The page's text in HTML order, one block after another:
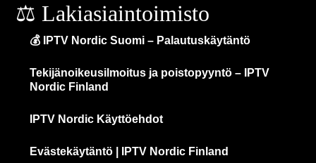
⚖️ Lakiasiaintoimisto
💰 IPTV Nordic Suomi – Palautuskäytäntö
Tekijänoikeusilmoitus ja poistopyyntö – IPTV
Nordic Finland
IPTV Nordic Käyttöehdot
Evästekäytäntö | IPTV Nordic Finland